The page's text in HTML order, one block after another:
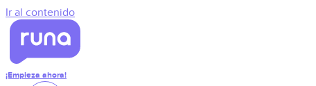
Ir al contenido
¡Empieza ahora!